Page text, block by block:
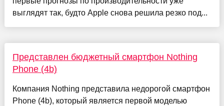
выглядят так, будто Apple снова решила резко под...
Представлен бюджетный смартфон Nothing
Phone (4b)
Компания Nothing представила недорогой смартфон
Phone (4b), который является первой моделью